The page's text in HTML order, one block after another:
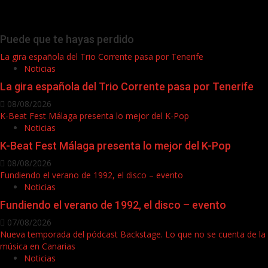
Puede que te hayas perdido
La gira española del Trio Corrente pasa por Tenerife
Noticias
La gira española del Trio Corrente pasa por Tenerife
08/08/2026
K-Beat Fest Málaga presenta lo mejor del K-Pop
Noticias
K-Beat Fest Málaga presenta lo mejor del K-Pop
08/08/2026
Fundiendo el verano de 1992, el disco – evento
Noticias
Fundiendo el verano de 1992, el disco – evento
07/08/2026
Nueva temporada del pódcast Backstage. Lo que no se cuenta de la
música en Canarias
Noticias